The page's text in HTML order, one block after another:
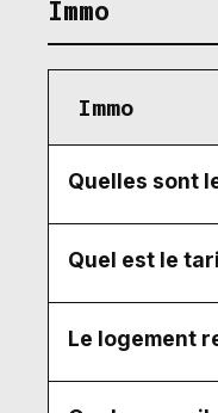
Immo
Immo
Quelles sont
Quel est le
Le logement